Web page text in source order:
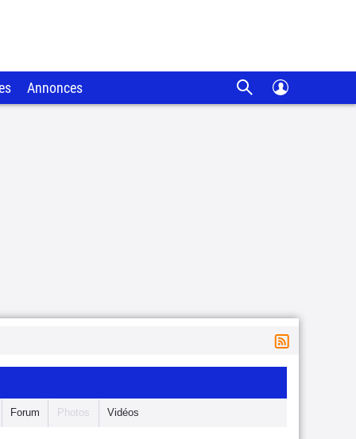
Annonces
Forum Photos Vidéos